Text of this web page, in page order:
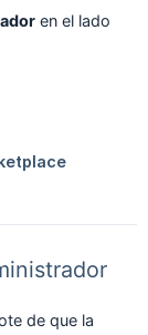
en el lado
de que la